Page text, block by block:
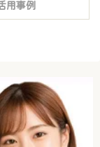
用事例